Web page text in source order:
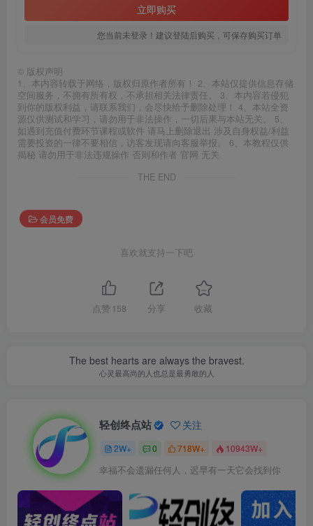
立即购买
您当前未登录！建议登陆后购买，可保存购买订单
© 版权声明
1、本内容转载于网络，版权归原作者所有！ 2、本站仅提供信息存储
空间服务，不拥有所有权，不承担相关法律责任。 3、本内容若侵犯
到你的版权利益，请联系我们，会尽快给予删除处理！ 4、本站全资
源仅供测试和学习，请勿用于非法操作，一切后果与本站无关。 5、
如遇到充值付费环节课程或软件 请马上删除退出 涉及自身权益/利益
需要投资的一律不要相信，访客发现请向客服举报。 6、本教程仅供
揭秘 请勿用于非法违规操作 否则和作者 官网 无关
THE END
会员免费
喜欢就支持一下吧
点赞 158 分享 收藏
The best hearts are always the bravest.
心灵最高尚的人也总是最勇敢的人
轻创终点站 关注
2W+ 0 718W+ 10943W+
幸福不会遗漏任何人，迟早有一天它会找到你